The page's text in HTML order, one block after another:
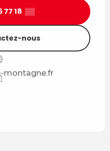
77 18 ▒▒
nous
montagne.fr